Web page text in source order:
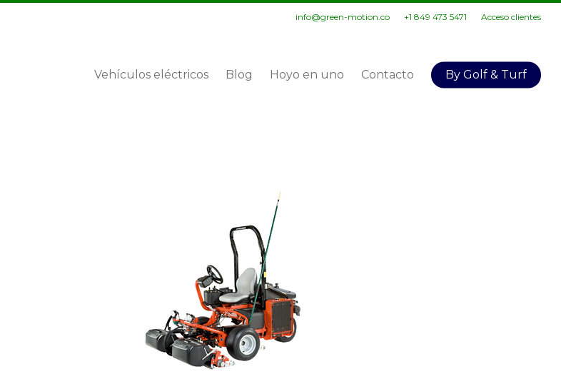
info@green-motion.co +1 849 473 5471 Acceso clientes
Vehículos eléctricos Blog Hoyo en uno Contacto By Golf & Turf